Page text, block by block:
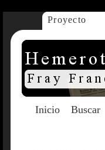
Proyecto
Inicio Buscar